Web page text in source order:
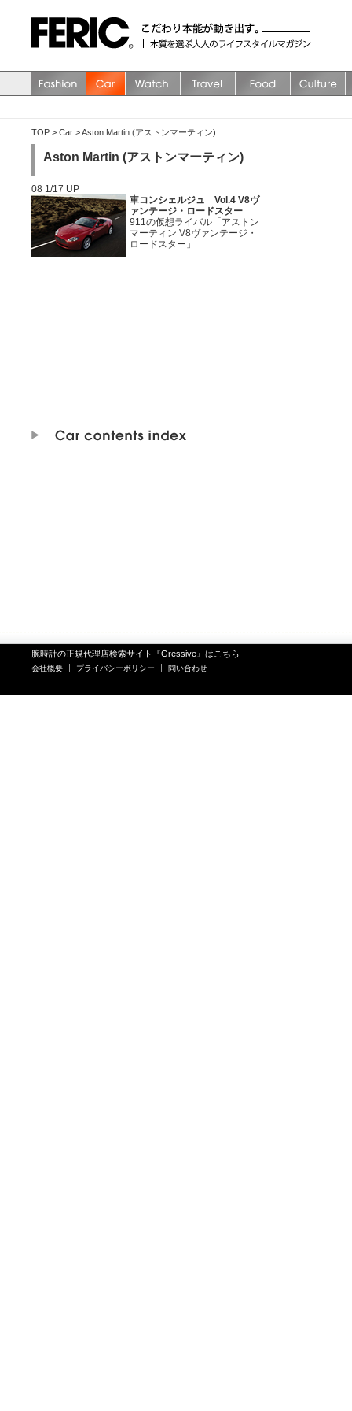
TOP > Car >Aston Martin (アストンマーティン)
Aston Martin (アストンマーティン)
08 1/17 UP
車コンシェルジュ Vol.4 V8ヴ
ァンテージ・ロードスター
911の仮想ライバル「アストン
マーティン V8ヴァンテージ・
ロードスター」
腕時計の正規代理店検索サイト『Gressive』はこちら
会社概要 プライバシーポリシー 問い合わせ